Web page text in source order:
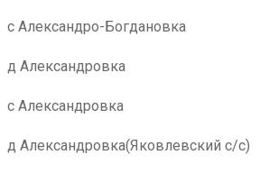
с Александро-Богдановка
д Александровка
с Александровка
д Александровка(Яковлевский с/с)